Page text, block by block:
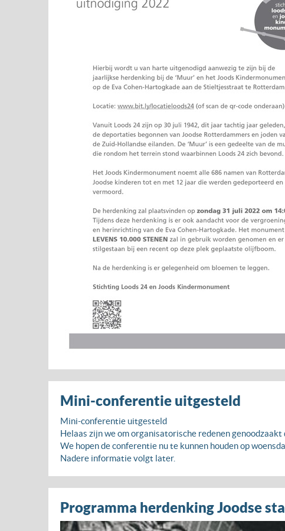
Mini-conferentie uitgesteld
Mini-conferentie uitgesteld
Helaas zijn we om organisatorische redenen
We hopen de conferentie nu te kunnen houden op
Nadere informatie volgt later.
Programma herdenking Joodse